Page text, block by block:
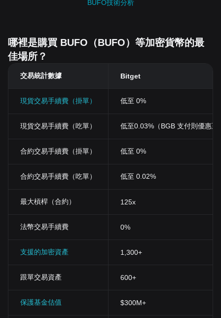
BUFO技術分析
哪裡是購買 BUFO（BUFO）等加密貨幣的最
佳場所？
交易統計數據 Bitget
現貨交易手續費（掛單） 低至 0%
現貨交易手續費（吃單） 低至0.03%（BGB 支付則優惠至
合約交易手續費（掛單） 低至 0%
合約交易手續費（吃單） 低至 0.02%
最大槓桿（合約） 125x
法幣交易手續費 0%
支援的加密資產 1,300+
跟單交易資產 600+
保護基金估值 $300M+